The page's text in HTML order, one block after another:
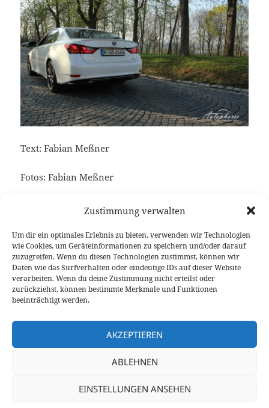
Zustimmung verwalten
Um dir ein optimales Erlebnis zu bieten, verwenden wir Technologien
wie Cookies, um Geräteinformationen zu speichern und/oder darauf
zuzugreifen. Wenn du diesen Technologien zustimmst, können wir
Daten wie das Surfverhalten oder eindeutige IDs auf dieser Website
verarbeiten. Wenn du deine Zustimmung nicht erteilst oder
zurückziehst, können bestimmte Merkmale und Funktionen
beeinträchtigt werden.
AKZEPTIEREN
ABLEHNEN
EINSTELLUNGEN ANSEHEN
Text: Fabian Meßner
Fotos: Fabian Meßner
Keine verwandten Posts gefunden.
Veröffentlicht
am
29. April 2013 Autor
Fabian Meßner Kategorien
Fahrberichte
Beitragsnavigation
VORHERIGER
Vorheriger
Beitrag:
Schneller Langläufer: Porsche 911
Carrera 4S im Kurzfahrbericht
Durchschnittlich ist nicht gut genug: